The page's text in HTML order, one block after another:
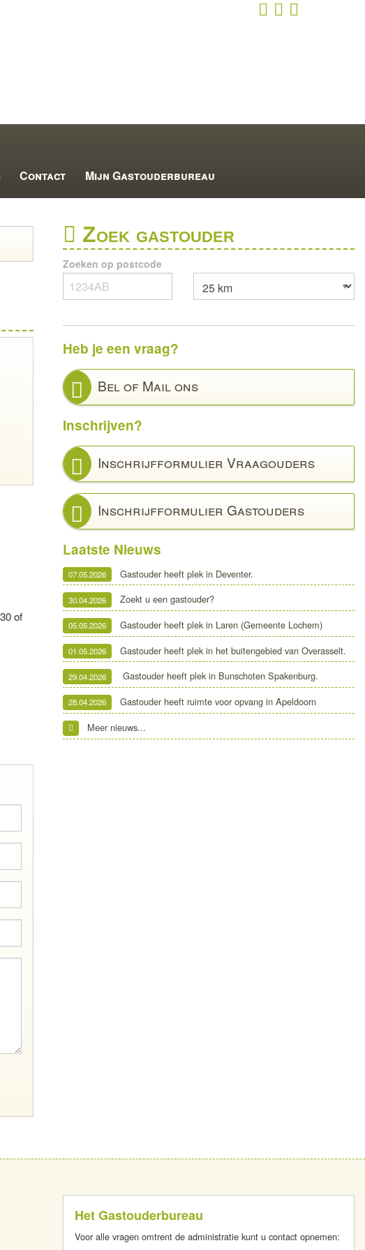
Contact Mijn Gastouderbureau
of
Zoek gastouder
Zoeken op postcode
Heb je een vraag?
Bel of Mail ons
Inschrijven?
Inschrijfformulier Vraagouders
Inschrijfformulier Gastouders
Laatste Nieuws
07.05.2026 Gastouder heeft plek in Deventer.
30.04.2026 Zoekt u een gastouder?
05.05.2026 Gastouder heeft plek in Laren (Gemeente Lochem)
01.05.2026 Gastouder heeft plek in het buitengebied van Overasselt.
29.04.2026 Gastouder heeft plek in Bunschoten Spakenburg.
28.04.2026
Gastouder heeft ruimte voor opvang in Apeldoorn
Meer nieuws...
Het Gastouderbureau
Voor alle vragen omtrent de administratie kunt u contact opnemen: